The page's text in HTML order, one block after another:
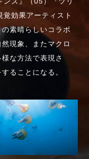
効果アーティスト
素晴らしいコラボ
現象、またマクロ
な方法で表現さ
ることになる。